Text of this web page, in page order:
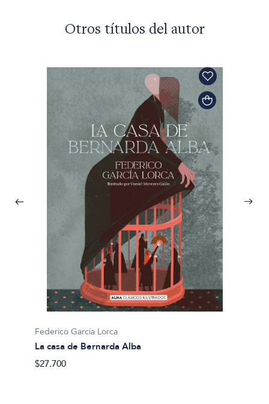
Otros títulos del autor
Federico García Lorca
La casa de Bernarda Alba
$27.700